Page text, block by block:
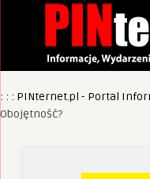
: : : PINternet.pl - Portal
Obojętność?